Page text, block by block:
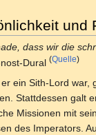
und
dass wir die
Dural(Quelle)
ein Sith-Lord war,
Stattdessen galt
Missionen mit
des Imperators.